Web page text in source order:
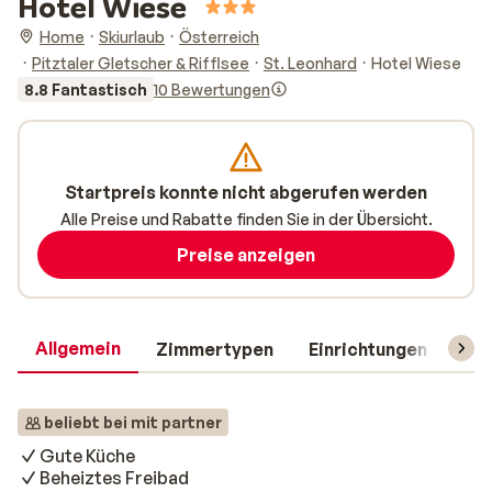
Home Skiurlaub
Österreich
Pitztaler Gletscher & Rifflsee
St. Leonhard
Hotel Wiese
8.8 Fantastisch 10 Bewertungen
Allgemein Zimmertypen Einrichtungen
beliebt bei mit partner
Gute Küche
Beheiztes Freibad
Startpreis konnte nicht abgerufen werden
Alle Preise und Rabatte finden Sie in der Übersicht.
Preise anzeigen